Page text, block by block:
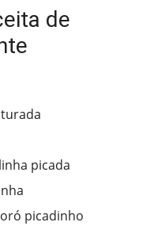
de
picada
picadinho